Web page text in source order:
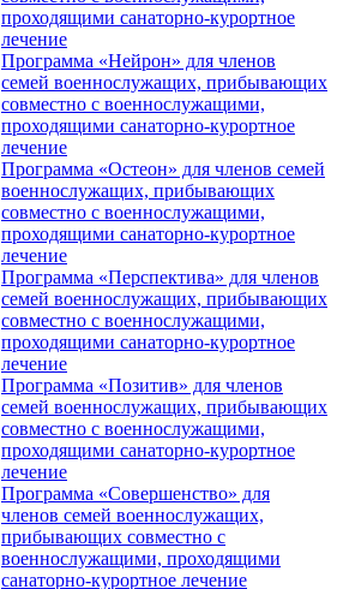
проходящими санаторно-курортное
лечение
Программа «Нейрон» для членов
семей военнослужащих, прибывающих
совместно с военнослужащими,
проходящими санаторно-курортное
лечение
Программа «Остеон» для членов семей
военнослужащих, прибывающих
совместно с военнослужащими,
проходящими санаторно-курортное
лечение
Программа «Перспектива» для членов
семей военнослужащих, прибывающих
совместно с военнослужащими,
проходящими санаторно-курортное
лечение
Программа «Позитив» для членов
семей военнослужащих, прибывающих
совместно с военнослужащими,
проходящими санаторно-курортное
лечение
Программа «Совершенство» для
членов семей военнослужащих,
прибывающих совместно с
военнослужащими, проходящими
санаторно-курортное лечение